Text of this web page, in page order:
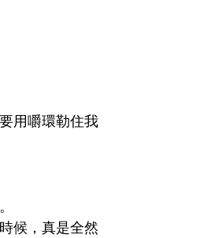
用嚼環勒住我
候，真是全然